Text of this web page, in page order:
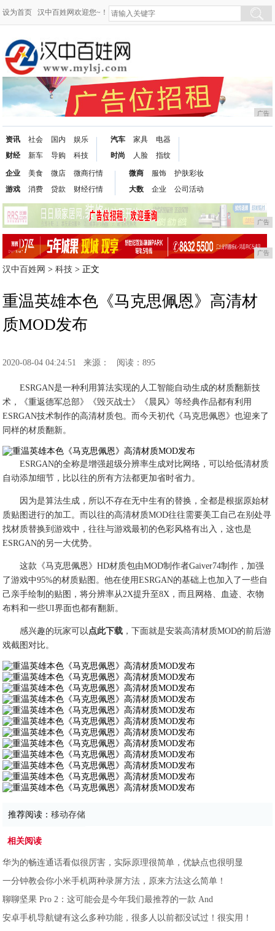
设为首页 汉中百姓网欢迎您~！
广告
资讯
财经
社会
新车
国内
导购
娱乐
科技
汽车
时尚
家具
人脸
电器
指纹
企业
游戏
美食
消费
微店
贷款
微商行情
财经行情
微商
大数
服饰
企业
护肤彩妆
公司活动
广告
广告
汉中百姓网 >科技 > 正文
重温英雄本色《马克思佩恩》高清材
质MOD发布
2020-08-04 04:24:51 来源： 阅读：895
ESRGAN是一种利用算法实现的人工智能自动生成的材质翻新技
术，《重返德军总部》《毁灭战士》《晨风》等经典作品都有利用
ESRGAN技术制作的高清材质包。而今天初代《马克思佩恩》也迎来了
同样的材质翻新。
ESRGAN的全称是增强超级分辨率生成对比网络，可以给低清材质
自动添加细节，比以往的所有方法都更加省时省力。
因为是算法生成，所以不存在无中生有的替换，全都是根据原始材
质贴图进行的加工。而以往的高清材质MOD往往需要美工自己在别处寻
找材质替换到游戏中，往往与游戏最初的色彩风格有出入，这也是
ESRGAN的另一大优势。
这款《马克思佩恩》HD材质包由MOD制作者Gaiver74制作，加强
了游戏中95%的材质贴图。他在使用ESRGAN的基础上也加入了一些自
己亲手绘制的贴图，将分辨率从2X提升至8X，而且网格、血迹、衣物
布料和一些UI界面也都有翻新。
感兴趣的玩家可以点此下载 ，下面就是安装高清材质MOD的前后游
戏截图对比。
推荐阅读：移动存储
相关阅读
华为的畅连通话看似很厉害，实际原理很简单，优缺点也很明显
一分钟教会你小米手机两种录屏方法，原来方法这么简单！
聊聊坚果 Pro 2：这可能会是今年我们最推荐的一款 And
安卓手机导航键有这么多种功能，很多人以前都没试过！很实用！